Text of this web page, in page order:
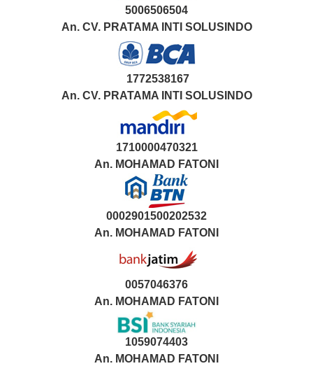
5006506504
An. CV. PRATAMA INTI SOLUSINDO
1772538167
An. CV. PRATAMA INTI SOLUSINDO
1710000470321
An. MOHAMAD FATONI
0002901500202532
An. MOHAMAD FATONI
0057046376
An. MOHAMAD FATONI
1059074403
An. MOHAMAD FATONI